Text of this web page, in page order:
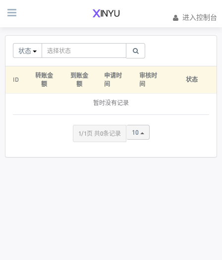
进入控制台
状态
ID
转账金
额
到账金
额
申请时
间
审核时
间
状态
暂时没有记录
1/1页 共0条记录 10